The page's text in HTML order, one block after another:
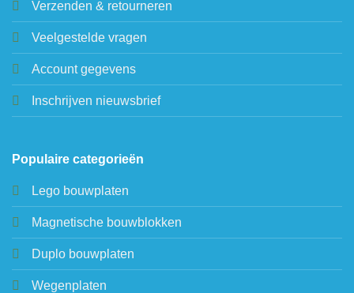
Verzenden & retourneren
Veelgestelde vragen
Account gegevens
Inschrijven nieuwsbrief
Populaire categorieën
Lego bouwplaten
Magnetische bouwblokken
Duplo bouwplaten
Wegenplaten